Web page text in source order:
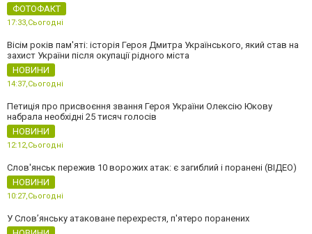
ФОТОФАКТ
17:33,Сьогодні
Вісім років пам'яті: історія Героя Дмитра Українського, який став на
захист України після окупації рідного міста
НОВИНИ
14:37,Сьогодні
Петиція про присвоєння звання Героя України Олексію Юкову
набрала необхідні 25 тисяч голосів
НОВИНИ
12:12,Сьогодні
Слов'янськ пережив 10 ворожих атак: є загиблий і поранені (ВІДЕО)
НОВИНИ
10:27,Сьогодні
У Слов’янську атаковане перехрестя, п'ятеро поранених